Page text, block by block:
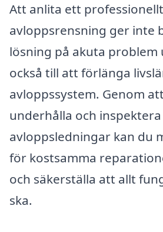
Att anlita ett
avloppsrensning ger inte
lösning på akuta
också till att förlänga
avloppssystem. Genom
underhålla och
avloppsledningar kan du
för kostsamma
och säkerställa att allt
ska.